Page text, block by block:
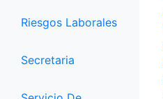
Riesgos Laborales
Secretaria